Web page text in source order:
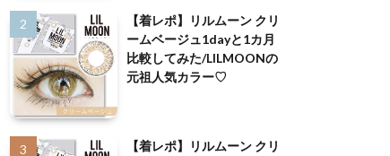
【着レポ】リルムーン クリ
ームベージュ1dayと1カ月
比較してみた/LILMOONの
元祖人気カラー♡
【着レポ】リルムーン クリ